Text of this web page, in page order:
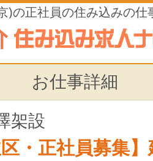
)の正社員の住み込みの仕
お仕事詳細
架設
区・正社員募集